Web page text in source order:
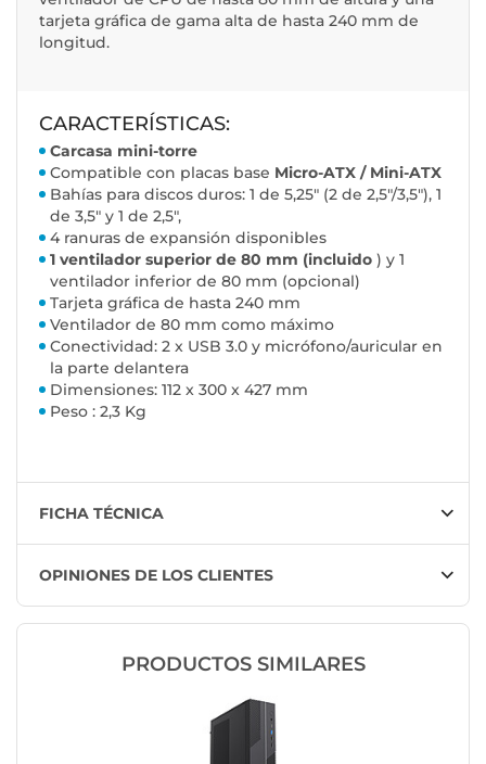
tarjeta gráfica de gama alta de hasta 240 mm de
longitud.
CARACTERÍSTICAS:
Carcasa mini-torre
Compatible con placas base Micro-ATX / Mini-ATX
Bahías para discos duros: 1 de 5,25" (2 de 2,5"/3,5"), 1
de 3,5" y 1 de 2,5",
4 ranuras de expansión disponibles
1 ventilador superior de 80 mm (incluido ) y 1
ventilador inferior de 80 mm (opcional)
Tarjeta gráfica de hasta 240 mm
Ventilador de 80 mm como máximo
Conectividad: 2 x USB 3.0 y micrófono/auricular en
la parte delantera
Dimensiones: 112 x 300 x 427 mm
Peso : 2,3 Kg
FICHA TÉCNICA
OPINIONES DE LOS CLIENTES
PRODUCTOS SIMILARES